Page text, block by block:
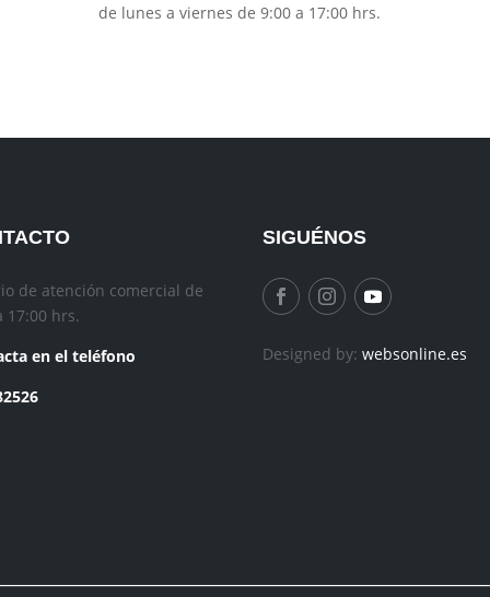
de lunes a viernes de 9:00 a 17:00 hrs.
de atención comercial de
17:00 hrs.
en el teléfono
SIGUÉNOS
Designed by:websonline.es